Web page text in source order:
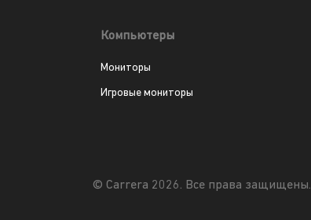
Компьютеры
Мониторы
Игровые мониторы
© Carrera 2026. Все права защищены.